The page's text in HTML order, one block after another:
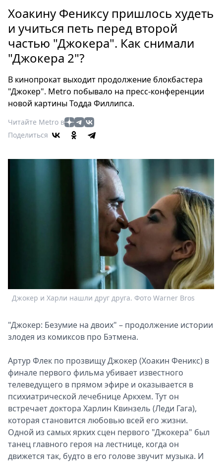
Россия
Мир
Здоровье
Еда
Туризм
Мода
Театр
Афиша
Книги
Спецпроекты
Metro
Хоакину Фениксу пришлось худеть
и учиться петь перед второй
частью "Джокера". Как снимали
"Джокера 2"?
В кинопрокат выходит продолжение блокбастера
"Джокер". Metro побывало на пресс-конференции
новой картины Тодда Филлипса.
Читайте Metro в
Поделиться
Джокер и Харли нашли друг друга. Фото Warner Bros
"Джокер: Безумие на двоих" – продолжение истории
злодея из комиксов про Бэтмена.
Артур Флек по прозвищу Джокер (Хоакин Феникс) в
финале первого фильма убивает известного
телеведущего в прямом эфире и оказывается в
психиатрической лечебнице Аркхем. Тут он
встречает доктора Харлин Квинзель (Леди Гага),
которая становится любовью всей его жизни.
Одной из самых ярких сцен первого "Джокера" был
танец главного героя на лестнице, когда он
движется так, будто в его голове звучит музыка. И